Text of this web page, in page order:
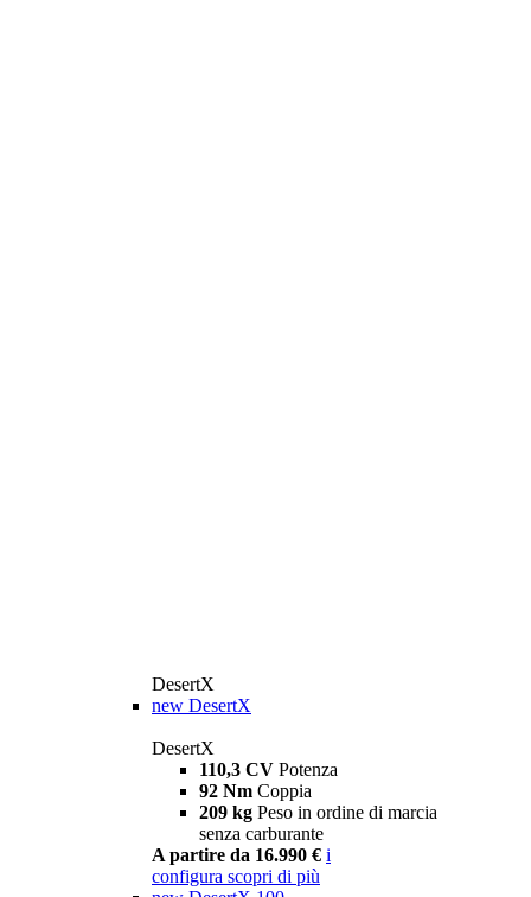
DesertX
new DesertX
DesertX
110,3 CV Potenza
92 Nm Coppia
209 kg Peso in ordine di marcia
senza carburante
A partire da 16.990 € i
configura scopri di più